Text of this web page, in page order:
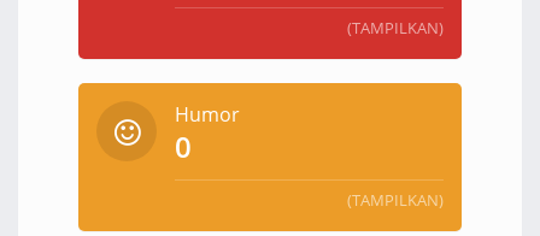
(TAMPILKAN)
Humor
0
(TAMPILKAN)